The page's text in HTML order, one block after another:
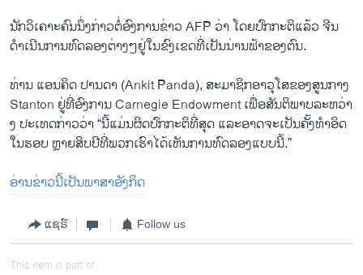
ນັກວິ​ເຄາະ​ຄົນ​ນຶ່ງ​ກ່າວ​ຕໍ່​ອົງການ​ຂ່າວ​ AFP ວ່າ ​ໂດຍ​ປົກກະຕິ​ແລ້ວ ຈີນ ​
ດຳ​ເນີນ​ການ​ທົດ​ລອງ​ຕ່າງໆ​ຢູ່​ໃນ​ຂົງເຂດທີ່ເປັນ​ນ່ານຟ້າ​ຂອງ​ຕົນ.
​ທ່ານ ແອນຄິດ ປານດາ (Ankit Panda), ສະມາຊິກອາວຸໂສຂອງສູນກາງ
Stanton ຢູ່ທີ່ອົງການ Carnegie Endowment ເພື່ອສັນຕິພາບລະຫວ່າ​
ງ ປະເທດກ່າວວ່າ “ນີ້ແມ່ນຜິດປົກກະຕິທີ່ສຸດ ແລະອາດຈະເປັນຄັ້ງທຳອິດ
ໃນຮອບ ຫຼາຍສິບປີທີ່ພວກເຮົາໄດ້ເຫັນການທົດລອງແບບນີ້.”
ອ່ານຂ່າວນີ້ເປັນພາສາອັງກິດ
ແຊຣ໌ Follow us
This item is part of